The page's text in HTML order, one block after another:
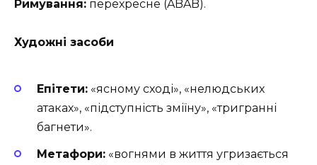
Римування: перехресне (ABAB).
Художні засоби
Епітети: «ясному сході», «нелюдських
атаках», «підступність зміїну», «тригранні
багнети».
Метафори: «вогнями в життя угризається